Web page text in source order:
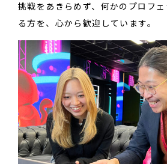
挑戦をあきらめず、何かのプロフ
る方を、心から歓迎しています。